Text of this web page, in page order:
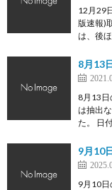
12月29
版速報)
は、後
8月13
8月13日
は抽出
た。 日
9月10
9月10日